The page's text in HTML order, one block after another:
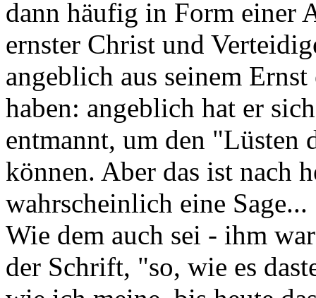
dann häufig in Form einer
ernster Christ und
angeblich aus seinem
haben: angeblich hat er
entmannt, um den "Lüsten
können. Aber das ist nach
wahrscheinlich eine Sage...
Wie dem auch sei - ihm
der Schrift, "so, wie es